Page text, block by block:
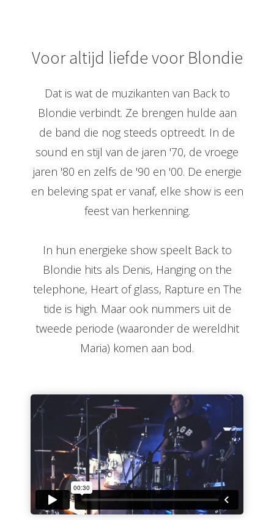
Voor altijd liefde voor Blondie
Dat is wat de muzikanten van Back to
Blondie verbindt. Ze brengen hulde aan
de band die nog steeds optreedt. In de
sound en stijl van de jaren '70, de vroege
jaren '80 en zelfs de '90 en '00. De energie
en beleving spat er vanaf, elke show is een
feest van herkenning.
In hun energieke show speelt Back to
Blondie hits als Denis, Hanging on the
telephone, Heart of glass, Rapture en The
tide is high. Maar ook nummers uit de
tweede periode (waaronder de wereldhit
Maria) komen aan bod.